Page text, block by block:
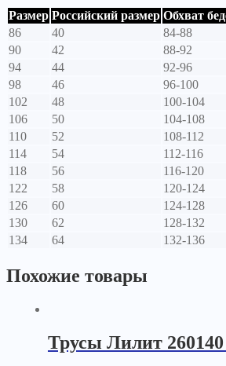
Размер Российский размер Обхват
86
40
84-88
90
42
88-92
94
44
92-96
98
46
96-100
102
48
100-104
106
50
104-108
110
52
108-112
114
54
112-116
118
56
116-120
122
58
120-124
126
60
124-128
130
62
128-132
134
64 132-136
Похожие товары
Трусы Лилит